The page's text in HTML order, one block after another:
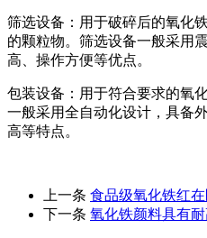
筛选设备：用于破碎后的氧化
的颗粒物。筛选设备一般采用
高、操作方便等优点。
包装设备：用于符合要求的氧
一般采用全自动化设计，具备
高等特点。
上一条 食品级氧化铁红
下一条 氧化铁颜料具有